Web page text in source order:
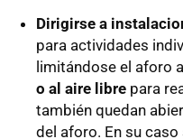
Dirigirse a
para actividades
limitándose el aforo
o al aire libre para
también quedan
del aforo. En su